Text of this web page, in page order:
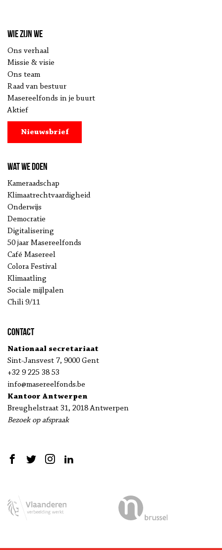
Wie zijn we
Ons verhaal
Missie & visie
Ons team
Raad van bestuur
Masereelfonds in je buurt
Aktief
Nieuwsbrief
Wat we doen
Kameraadschap
Klimaatrechtvaardigheid
Onderwijs
Democratie
Digitalisering
50 jaar Masereelfonds
Café Masereel
Colora Festival
Klimaatling
Sociale mijlpalen
Chili 9/11
Contact
Nationaal secretariaat
Sint-Jansvest 7, 9000 Gent
+32 9 225 38 53
info@masereelfonds.be
Kantoor Antwerpen
Breughelstraat 31, 2018 Antwerpen
Bezoek op afspraak